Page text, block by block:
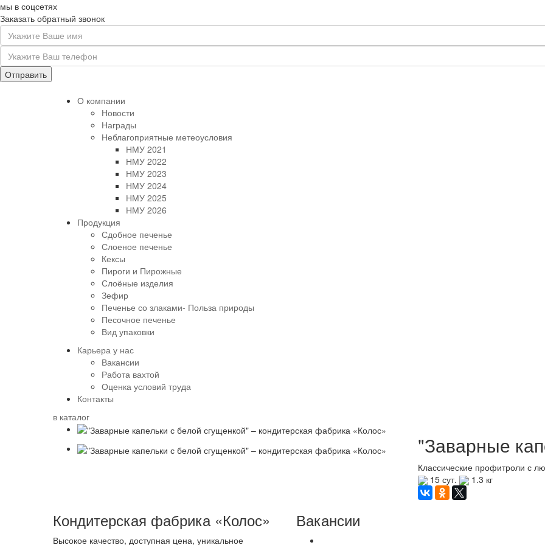
мы в соцсетях
Заказать обратный звонок
О компании
Новости
Награды
Неблагоприятные метеоусловия
НМУ 2021
НМУ 2022
НМУ 2023
НМУ 2024
НМУ 2025
НМУ 2026
Продукция
Сдобное печенье
Слоеное печенье
Кексы
Пироги и Пирожные
Слоёные изделия
Зефир
Печенье со злаками- Польза природы
Песочное печенье
Вид упаковки
Карьера у нас
Вакансии
Работа вахтой
Оценка условий труда
Контакты
в каталог
"Заварные
Классические профитроли с
15 сут.
1.3 кг
Кондитерская фабрика «Колос»
Высокое качество, доступная цена, уникальное
Вакансии